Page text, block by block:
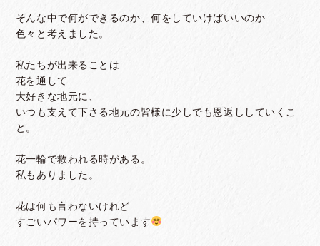
そんな中で何ができるのか、何をしていけばいいのか
色々と考えました。
私たちが出来ることは
花を通して
大好きな地元に、
いつも支えて下さる地元の皆様に少しでも恩返ししていくこ
と。
花一輪で救われる時がある。
私もありました。
花は何も言わないけれど
すごいパワーを持っています